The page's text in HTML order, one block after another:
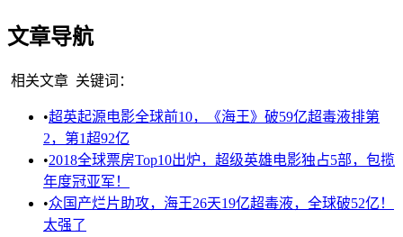
文章导航
相关文章 关键词：
•超英起源电影全球前10，《海王》破59亿超毒液排第
2，第1超92亿
•2018全球票房Top10出炉，超级英雄电影独占5部，包揽
年度冠亚军！
•众国产烂片助攻，海王26天19亿超毒液，全球破52亿！
太强了